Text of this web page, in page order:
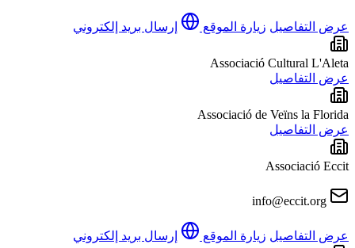
عرض التفاصيل زيارة الموقع إرسال بريد إلكتروني
Associació Cultural L'Aleta
عرض التفاصيل
Associació de Veïns la Florida
عرض التفاصيل
Associació Eccit
info@eccit.org
عرض التفاصيل زيارة الموقع إرسال بريد إلكتروني